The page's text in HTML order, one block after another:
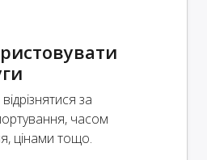
за
часом
цінами тощо.